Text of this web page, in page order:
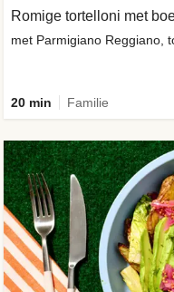
Romige tortelloni met
met Parmigiano Reggiano,
20 min Familie